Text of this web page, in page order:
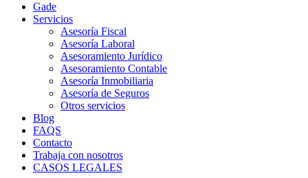
Gade
Servicios
Asesoría Fiscal
Asesoría Laboral
Asesoramiento Jurídico
Asesoramiento Contable
Asesoría Inmobiliaria
Asesoría de Seguros
Otros servicios
Blog
FAQS
Contacto
Trabaja con nosotros
CASOS LEGALES